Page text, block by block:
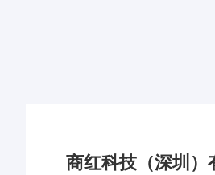
商红科技（深圳）